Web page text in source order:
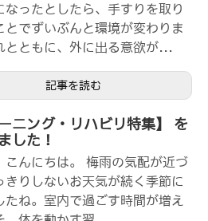
なったとしたら、手すりを取り
とでずいぶんと環境が変わりま
とともに、外に出る意欲が...
記事を読む
ーニング・リハビリ特集】 を
した！
こんにちは。 梅雨の気配が近づ
きりしないお天気が続く季節に
たね。室内で過ごす時間が増え